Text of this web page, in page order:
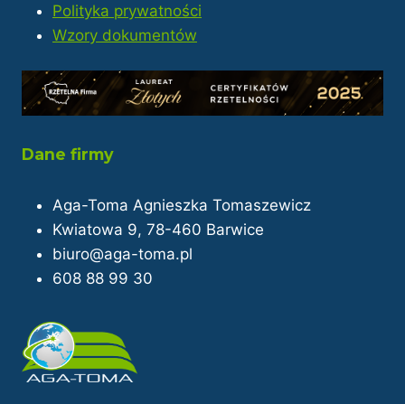
Polityka prywatności
Wzory dokumentów
Dane firmy
Aga-Toma Agnieszka Tomaszewicz
Kwiatowa 9, 78-460 Barwice
biuro@aga-toma.pl
608 88 99 30